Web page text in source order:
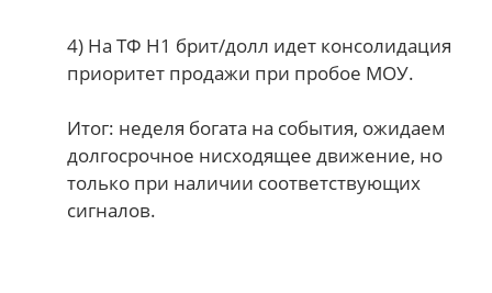
4) На ТФ Н1 брит/долл идет консолидация
приоритет продажи при пробое МОУ.
Итог: неделя богата на события, ожидаем
долгосрочное нисходящее движение, но
только при наличии соответствующих
сигналов.